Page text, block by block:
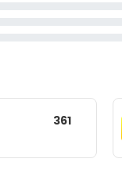
361